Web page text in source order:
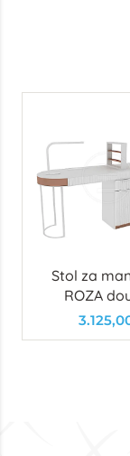
Stol za
ROZA